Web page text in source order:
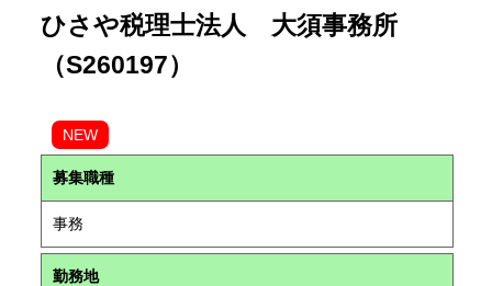
ひさや税理士法人 大須事務所
（S260197）
NEW
募集職種
事務
勤務地